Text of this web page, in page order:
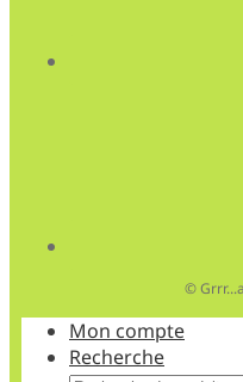
©
Mon compte
Recherche